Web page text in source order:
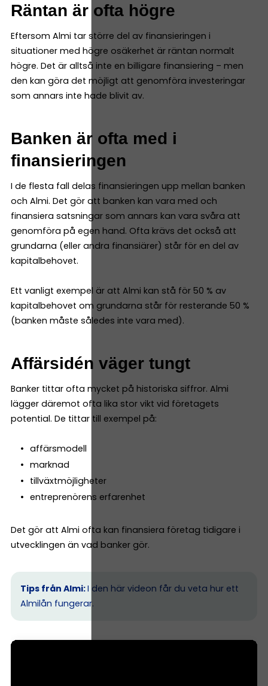
Räntan är ofta högre
Eftersom Almi tar större del av finansieringen i
situationer med högre osäkerhet är räntan normalt
högre. Det är alltså inte en billigare finansiering – men
den kan göra det möjligt att genomföra investeringar
som annars inte hade blivit av.
Banken är ofta med i
finansieringen
I de flesta fall delas finansieringen upp mellan banken
och Almi. Det gör att banken kan vara med och
finansiera satsningar som annars kan vara svåra att
genomföra på egen hand. Ofta krävs det också att
grundarna (eller andra finansiärer) står för en del av
kapitalbehovet.
Ett vanligt exempel är att Almi kan stå för 50 % av
kapitalbehovet om grundarna står för resterande 50 %
(banken måste således inte vara med).
Affärsidén väger tungt
Banker tittar ofta mycket på historiska siffror. Almi
lägger däremot ofta lika stor vikt vid företagets
potential. De tittar till exempel på:
affärsmodell
marknad
tillväxtmöjligheter
entreprenörens erfarenhet
Det gör att Almi ofta kan finansiera företag tidigare i
utvecklingen än vad banker gör.
Tips från Almi:I den här videon får du veta hur ett
Almilån fungerar.